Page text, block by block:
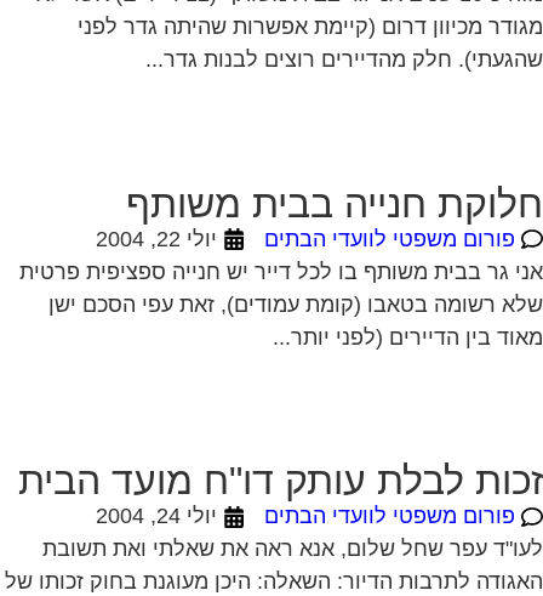
מכיוון דרום (קיימת אפשרות שהיתה גדר לפני
חלק מהדיירים רוצים לבנות גדר...
חנייה בבית משותף
פורום משפטי לוועדי הבתים
יולי 22, 2004
גר בבית משותף בו לכל דייר יש חנייה ספציפית פרטית
רשומה בטאבו (קומת עמודים), זאת עפי הסכם ישן
בין הדיירים (לפני יותר...
לבלת עותק דו"ח מועד הבית
פורום משפטי לוועדי הבתים
יולי 24, 2004
עפר שחל שלום, אנא ראה את שאלתי ואת תשובת
לתרבות הדיור: השאלה: היכן מעוגנת בחוק זכותו של